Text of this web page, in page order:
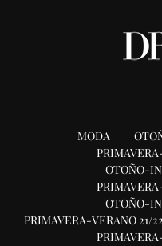
MODA
OTOÑO-
OTOÑO-
PRIMAVERA-VERANO 21/22